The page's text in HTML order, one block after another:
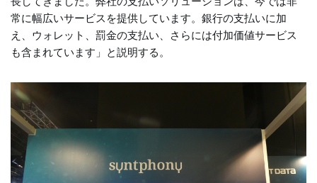
常に幅広いサービスを提供しています。銀行の支払いに加
え、ウォレット、罰金の支払い、さらには付加価値サービス
も含まれています」と説明する。